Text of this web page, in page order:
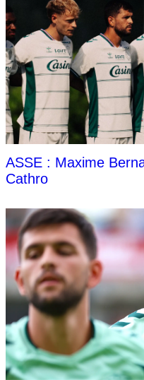
ASSE : Maxime
Cathro